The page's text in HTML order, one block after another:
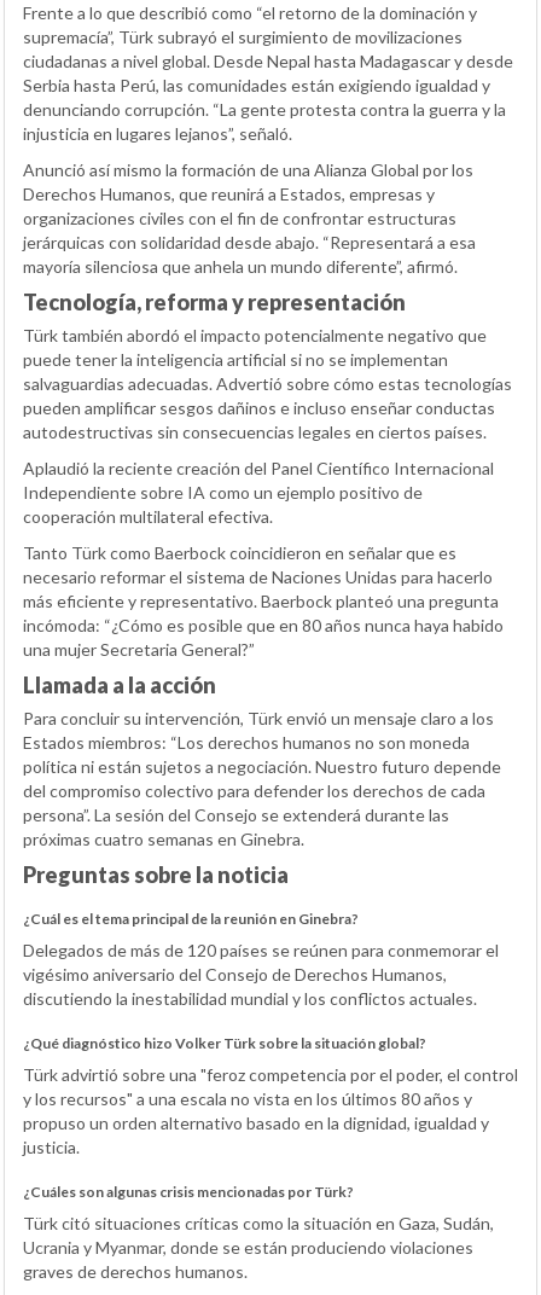
Frente a lo que describió como “el retorno de la dominación y
supremacía”, Türk subrayó el surgimiento de movilizaciones
ciudadanas a nivel global. Desde Nepal hasta Madagascar y desde
Serbia hasta Perú, las comunidades están exigiendo igualdad y
denunciando corrupción. “La gente protesta contra la guerra y la
injusticia en lugares lejanos”, señaló.
Anunció así mismo la formación de una Alianza Global por los
Derechos Humanos, que reunirá a Estados, empresas y
organizaciones civiles con el fin de confrontar estructuras
jerárquicas con solidaridad desde abajo. “Representará a esa
mayoría silenciosa que anhela un mundo diferente”, afirmó.
Tecnología, reforma y representación
Türk también abordó el impacto potencialmente negativo que
puede tener la inteligencia artificial si no se implementan
salvaguardias adecuadas. Advertió sobre cómo estas tecnologías
pueden amplificar sesgos dañinos e incluso enseñar conductas
autodestructivas sin consecuencias legales en ciertos países.
Aplaudió la reciente creación del Panel Científico Internacional
Independiente sobre IA como un ejemplo positivo de
cooperación multilateral efectiva.
Tanto Türk como Baerbock coincidieron en señalar que es
necesario reformar el sistema de Naciones Unidas para hacerlo
más eficiente y representativo. Baerbock planteó una pregunta
incómoda: “¿Cómo es posible que en 80 años nunca haya habido
una mujer Secretaria General?”
Llamada a la acción
Para concluir su intervención, Türk envió un mensaje claro a los
Estados miembros: “Los derechos humanos no son moneda
política ni están sujetos a negociación. Nuestro futuro depende
del compromiso colectivo para defender los derechos de cada
persona”. La sesión del Consejo se extenderá durante las
próximas cuatro semanas en Ginebra.
Preguntas sobre la noticia
¿Cuál es el tema principal de la reunión en Ginebra?
Delegados de más de 120 países se reúnen para conmemorar el
vigésimo aniversario del Consejo de Derechos Humanos,
discutiendo la inestabilidad mundial y los conflictos actuales.
¿Qué diagnóstico hizo Volker Türk sobre la situación global?
Türk advirtió sobre una "feroz competencia por el poder, el control
y los recursos" a una escala no vista en los últimos 80 años y
propuso un orden alternativo basado en la dignidad, igualdad y
justicia.
¿Cuáles son algunas crisis mencionadas por Türk?
Türk citó situaciones críticas como la situación en Gaza, Sudán,
Ucrania y Myanmar, donde se están produciendo violaciones
graves de derechos humanos.